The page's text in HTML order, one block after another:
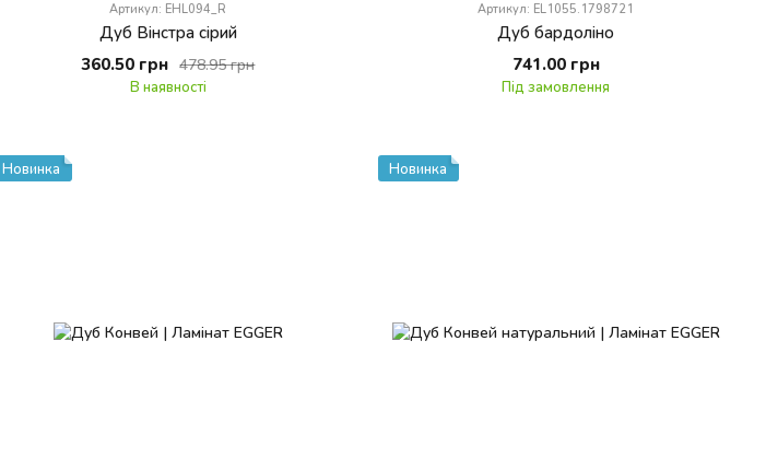
Артикул: EHL094_R
Дуб Вiнстра сiрий
478.95 грн
360.50 грн
В наявності
Артикул: EL1055.1798721
Дуб бардоліно
741.00 грн
Під замовлення
Новинка Новинка